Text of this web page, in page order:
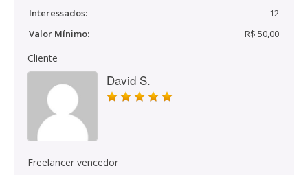
Interessados:
12
Valor Mínimo:
R$ 50,00
Cliente
David S.
Freelancer vencedor